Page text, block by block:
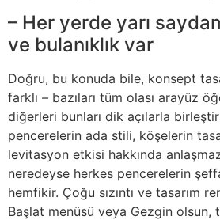
– Her yerde yarı
ve bulanıklık var
Doğru, bu konuda bile, konsept
farklı – bazıları tüm olası arayüz
diğerleri bunları dik açılarla
pencerelerin ada stili, köşelerin
levitasyon etkisi hakkında
neredeyse herkes pencerelerin
hemfikir. Çoğu sızıntı ve tasarım
Başlat menüsü veya Gezgin olsun,